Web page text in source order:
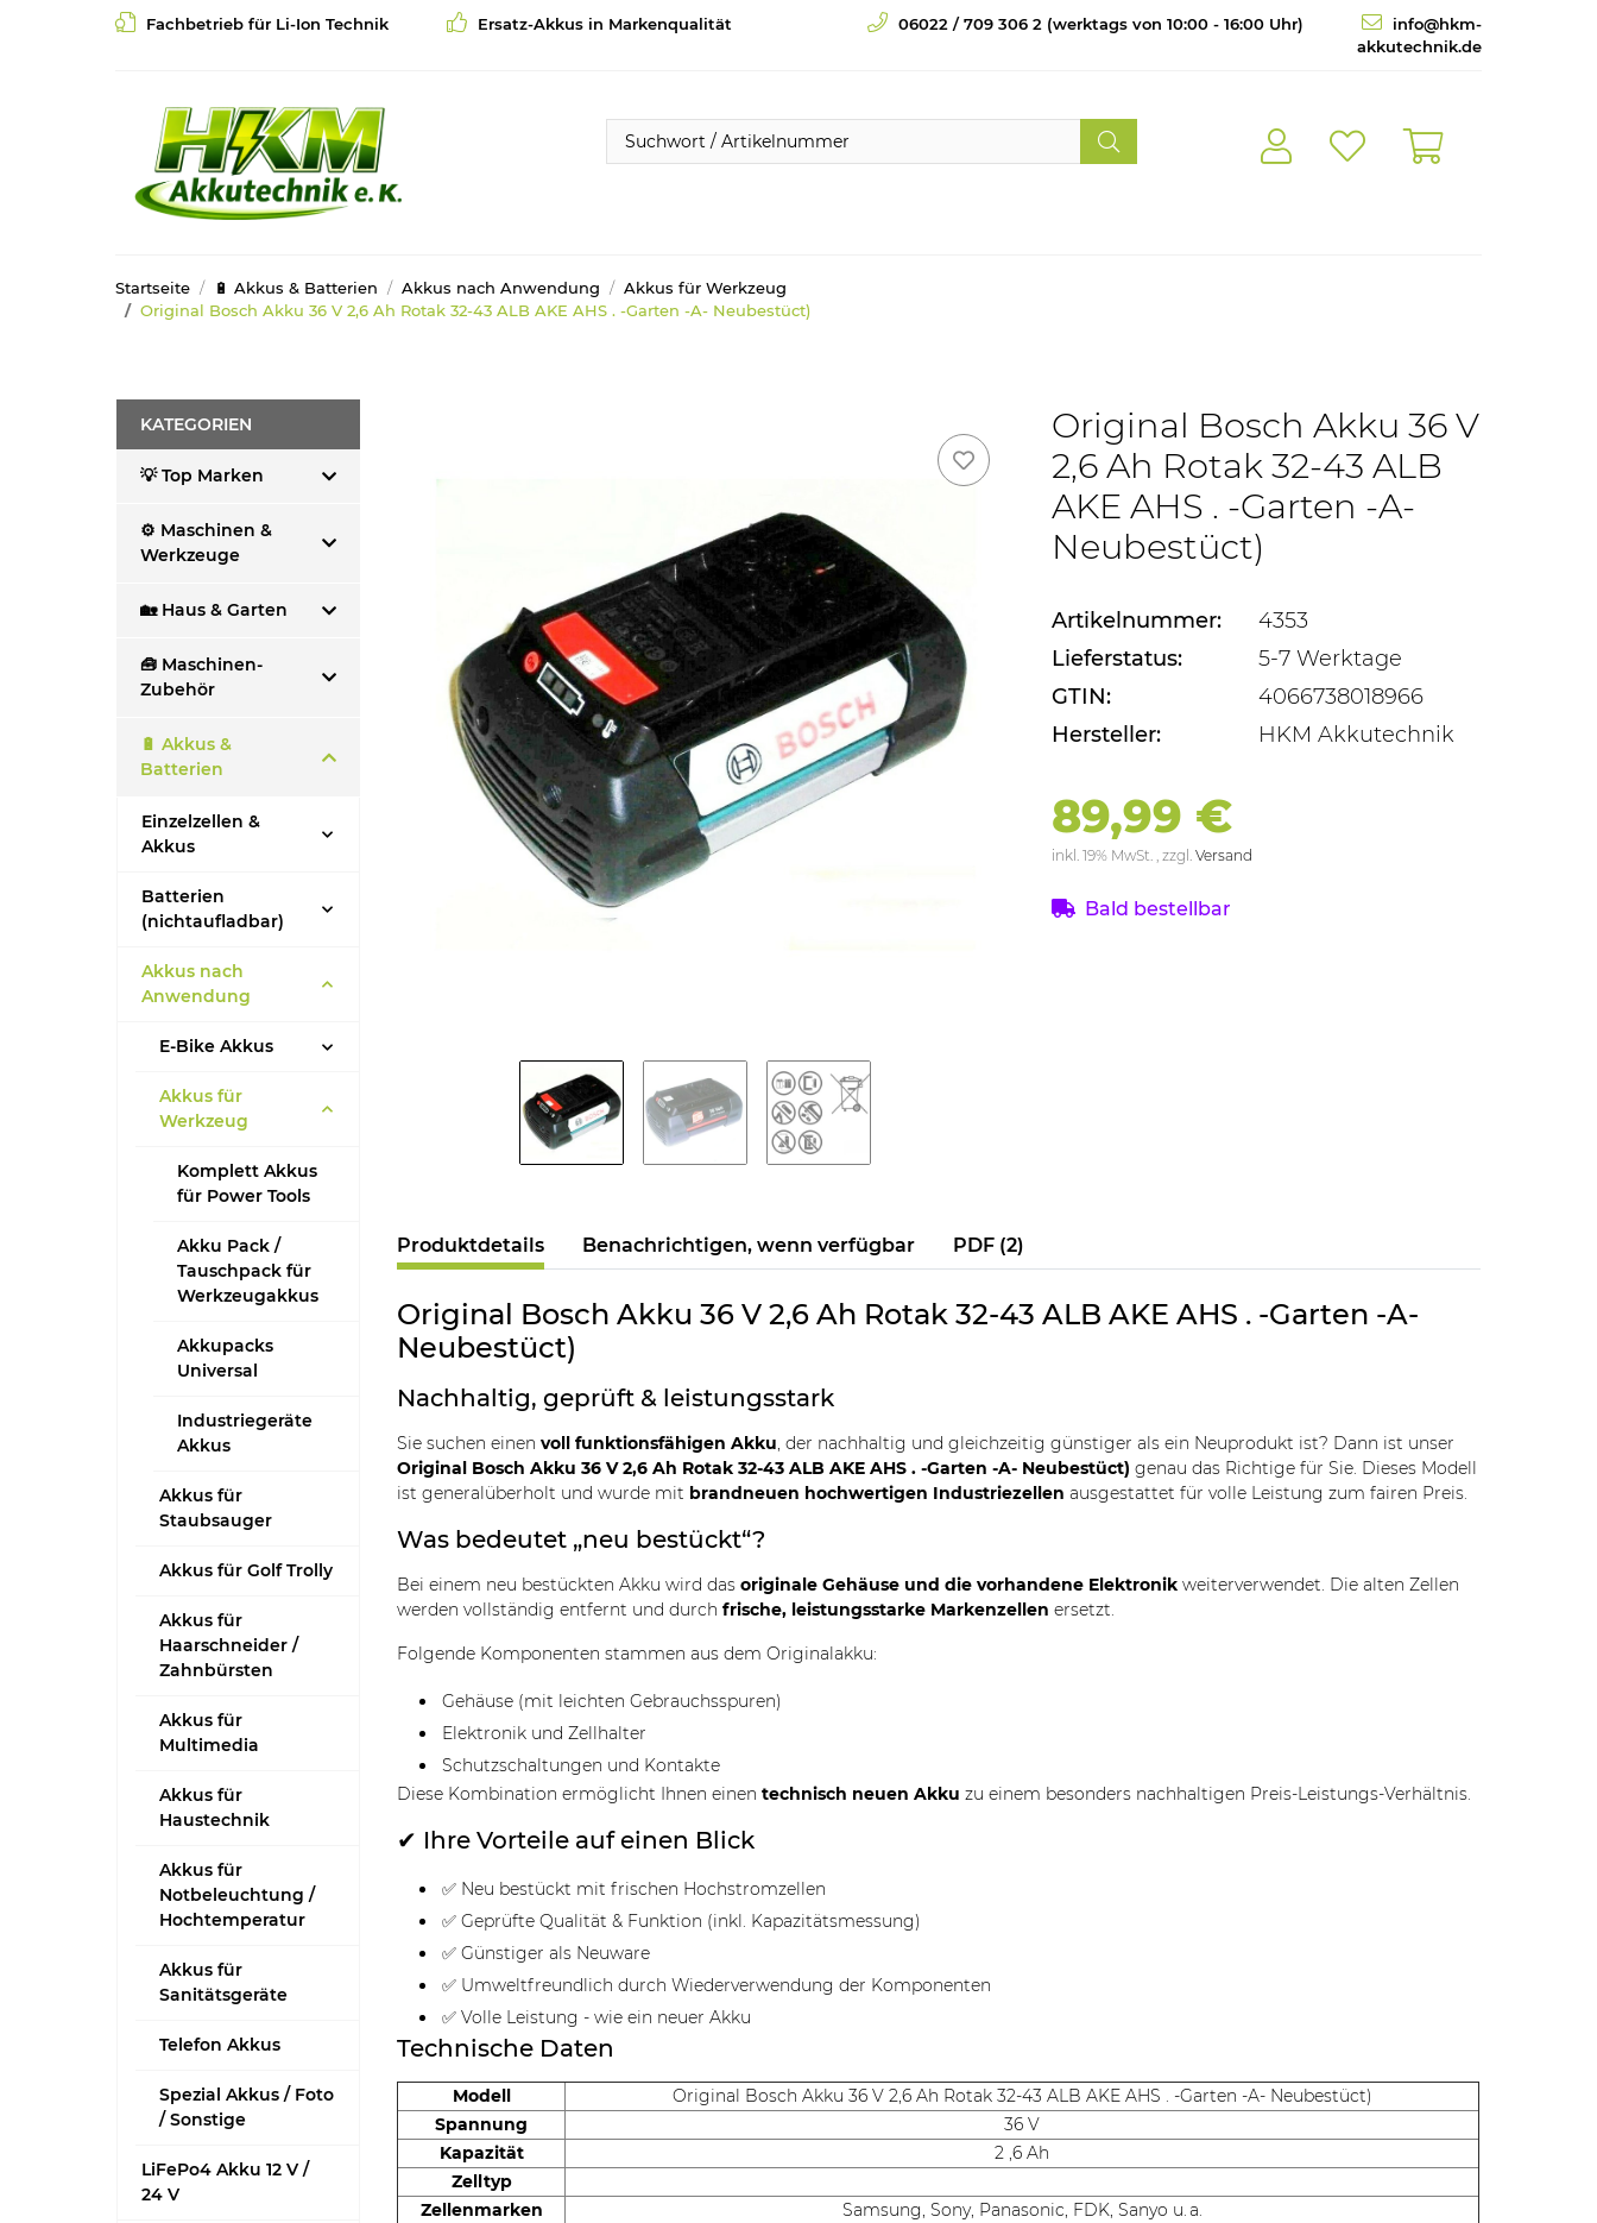
Fachbetrieb für Li-Ion Technik Ersatz-Akkus in Markenqualität 06022 / 709 306 2 (werktags von 10:00 - 16:00 Uhr)
info@hkm-
akkutechnik.de
Startseite 🔋 Akkus & Batterien Akkus nach Anwendung
Akkus für Werkzeug
Original Bosch Akku 36 V 2,6 Ah Rotak 32-43 ALB AKE AHS . -Garten -A- Neubestüct)
Original Bosch Akku 36 V
2,6 Ah Rotak 32-43 ALB
AKE AHS . -Garten -A-
Neubestüct)
Artikelnummer:
4353
Lieferstatus:
5-7 Werktage
GTIN:
4066738018966
Hersteller:
HKM Akkutechnik
89,99 €
inkl. 19% MwSt. , zzgl. Versand
Bald bestellbar
Produktdetails Benachrichtigen, wenn verfügbar PDF (2)
Original Bosch Akku 36 V 2,6 Ah Rotak 32-43 ALB AKE AHS . -Garten -A-
Neubestüct)
Nachhaltig, geprüft & leistungsstark
Sie suchen einenvoll funktionsfähigen Akku, der nachhaltig und gleichzeitig günstiger als ein Neuprodukt ist? Dann ist unser
Original Bosch Akku 36 V 2,6 Ah Rotak 32-43 ALB AKE AHS . -Garten -A- Neubestüct) genau das Richtige für Sie. Dieses Modell
ist generalüberholt und wurde mit brandneuen hochwertigen Industriezellen ausgestattet für volle Leistung zum fairen Preis.
Was bedeutet „neu bestückt“?
Bei einem neu bestückten Akku wird dasoriginale Gehäuse und die vorhandene Elektronik weiterverwendet. Die alten Zellen
werden vollständig entfernt und durchfrische, leistungsstarke Markenzellen ersetzt.
Folgende Komponenten stammen aus dem Originalakku:
Gehäuse (mit leichten Gebrauchsspuren)
Elektronik und Zellhalter
Schutzschaltungen und Kontakte
Diese Kombination ermöglicht Ihnen einentechnisch neuen Akku zu einem besonders nachhaltigen Preis-Leistungs-Verhältnis.
✔ Ihre Vorteile auf einen Blick
✅ Neu bestückt mit frischen Hochstromzellen
✅ Geprüfte Qualität & Funktion (inkl. Kapazitätsmessung)
✅ Günstiger als Neuware
✅ Umweltfreundlich durch Wiederverwendung der Komponenten
✅ Volle Leistung - wie ein neuer Akku
Technische Daten
Modell
Original Bosch Akku 36 V 2,6 Ah Rotak 32-43 ALB AKE AHS . -Garten -A- Neubestüct)
Spannung
36 V
Kapazität
2 ,6 Ah
Zelltyp
Zellenmarken
Samsung, Sony, Panasonic, FDK, Sanyo u. a.
KATEGORIEN
💡 Top Marken
⚙️ Maschinen &
Werkzeuge
🏡 Haus & Garten
🧰 Maschinen-
Zubehör
🔋 Akkus &
Batterien
Einzelzellen &
Akkus
Batterien
(nichtaufladbar)
Akkus nach
Anwendung
E-Bike Akkus
Akkus für
Werkzeug
Komplett Akkus
für Power Tools
Akku Pack /
Tauschpack für
Werkzeugakkus
Akkupacks
Universal
Industriegeräte
Akkus
Akkus für
Staubsauger
Akkus für Golf Trolly
Akkus für
Haarschneider /
Zahnbürsten
Akkus für
Multimedia
Akkus für
Haustechnik
Akkus für
Notbeleuchtung /
Hochtemperatur
Akkus für
Sanitätsgeräte
Telefon Akkus
Spezial Akkus / Foto
/ Sonstige
LiFePo4 Akku 12 V /
24 V